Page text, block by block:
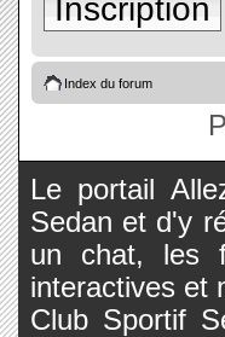
Inscription
Index du forum
Le portail
Sedan et d'y
un chat, les
interactives et
Club Sportif